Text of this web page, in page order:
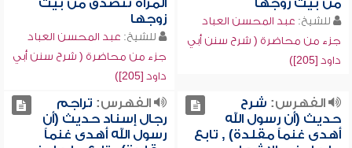
من بيت زوجها
للشيخ: عبد المحسن العباد
جزء من محاضرة ( شرح سنن أبي
داود [205])
المرأة تتصدق من بيت
زوجها
للشيخ: عبد المحسن العباد
جزء من محاضرة ( شرح سنن أبي
داود [205])
الفهرس: شرح
حديث (أن رسول الله
أهدى غنماً مقلدة) , تابع
الفهرس: تراجم
رجال إسناد حديث (أن
رسول الله أهدى غنماً